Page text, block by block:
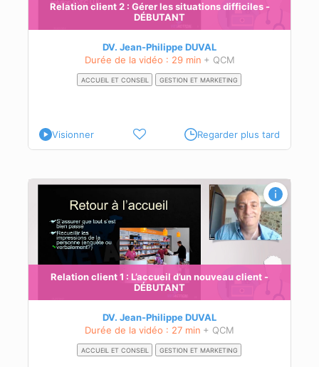
Relation client 2 : Gérer les situations difficiles -
DÉBUTANT
DV. Jean-Philippe DUVAL
Durée de la vidéo : 29 min + QCM
ACCUEIL ET CONSEIL GESTION ET MARKETING
Visionner Regarder plus tard
Relation client 1 : L’accueil d’un nouveau client -
DÉBUTANT
DV. Jean-Philippe DUVAL
Durée de la vidéo : 27 min + QCM
ACCUEIL ET CONSEIL GESTION ET MARKETING